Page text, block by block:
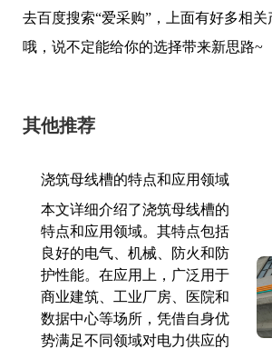
去百度搜索“爱采购”，上面有好多相
哦，说不定能给你的选择带来新思路~
其他推荐
浇筑母线槽的特点和应用领域
本文详细介绍了浇筑母线槽的
特点和应用领域。其特点包括
良好的电气、机械、防火和防
护性能。在应用上，广泛用于
商业建筑、工业厂房、医院和
数据中心等场所，凭借自身优
势满足不同领域对电力供应的